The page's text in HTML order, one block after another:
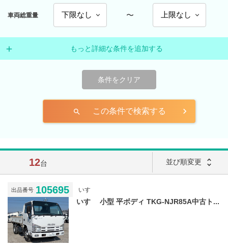
車両総重量 〜
もっと詳細な条件を追加する
条件をクリア
search この条件で検索する
12台 並び順変更 unfold_more
出品番号 105695 いすゞ
いすゞ 小型 平ボディ TKG-NJR85A中古ト...